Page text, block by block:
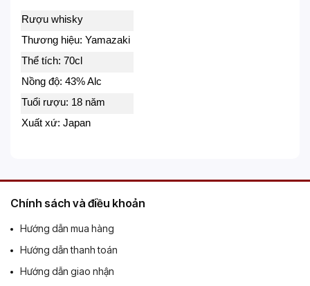
Rượu whisky
Thương hiệu: Yamazaki
Thể tích: 70cl
Nồng độ: 43% Alc
Tuổi rượu: 18 năm
Xuất xứ: Japan
Chính sách và điều khoản
Hướng dẫn mua hàng
Hướng dẫn thanh toán
Hướng dẫn giao nhận